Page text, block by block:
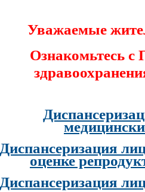
Уважаемые
Ознакомьтесь
Диспансеризация
оценке
Диспансеризация